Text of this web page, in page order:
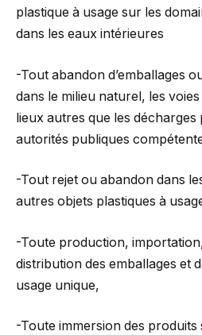
plastique à usage sur les
dans les eaux intérieures
-Tout abandon d’emballages
dans le milieu naturel, les
lieux autres que les décharges
autorités publiques
-Tout rejet ou abandon dans
autres objets plastiques à
-Toute production,
distribution des emballages et
usage unique,
-Toute immersion des produits